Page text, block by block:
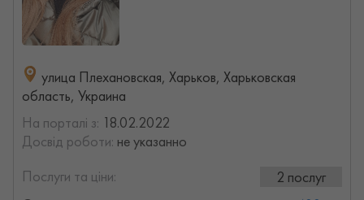
улица Плехановская, Харьков, Харьковская
область, Украина
На порталі з: 18.02.2022
Досвід роботи: не указанно
Послуги та ціни:
2 послуг